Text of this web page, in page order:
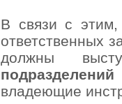
В связи с
ответственных
должны
подразделений
владеющие